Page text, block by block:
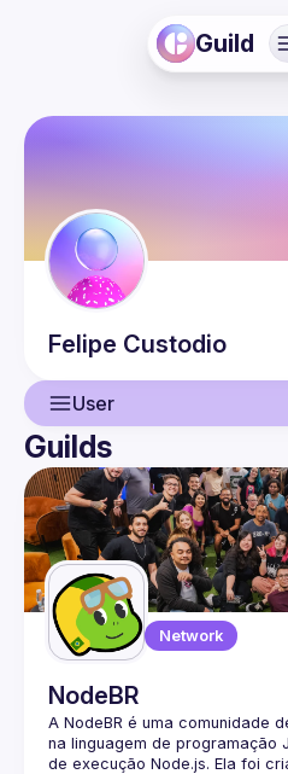
Guild
Felipe Custodio
User
User
Events
Guilds
Guilds
Network
NodeBR
A NodeBR é uma comunidade
na linguagem de programação
de execução Node.js. Ela foi